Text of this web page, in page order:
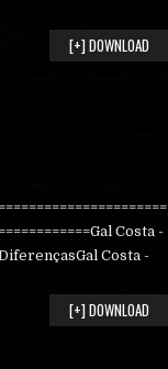
[+] DOWNLOAD
Costa -
Costa -
[+] DOWNLOAD